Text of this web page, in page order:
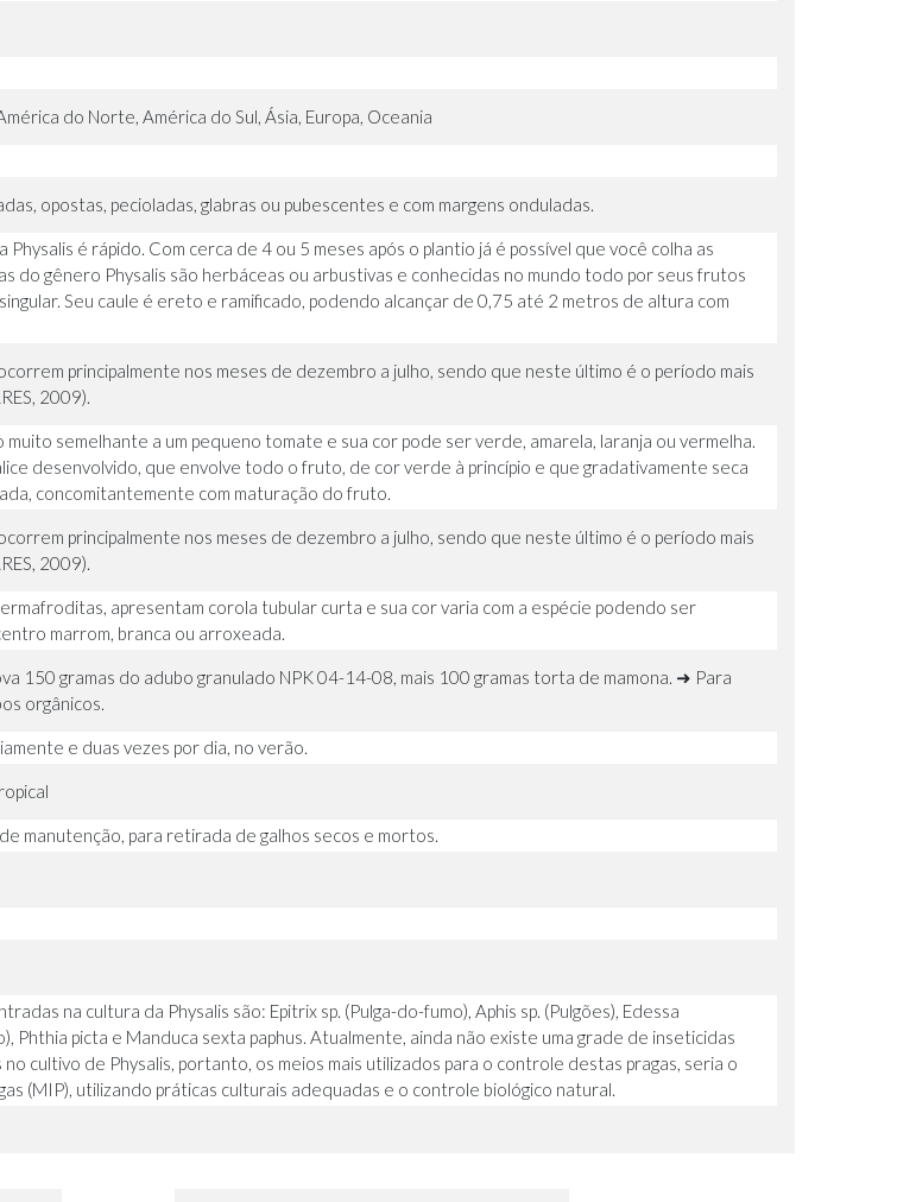
do Norte, América do Sul, Ásia, Europa, Oceania
opostas, pecioladas, glabras ou pubescentes e com margens onduladas.
Physalis é rápido. Com cerca de 4 ou 5 meses após o plantio já é possível que você colha as
do gênero Physalis são herbáceas ou arbustivas e conhecidas no mundo todo por seus frutos
Seu caule é ereto e ramificado, podendo alcançar de 0,75 até 2 metros de altura com
principalmente nos meses de dezembro a julho, sendo que neste último é o período mais
2009).
semelhante a um pequeno tomate e sua cor pode ser verde, amarela, laranja ou vermelha.
desenvolvido, que envolve todo o fruto, de cor verde à princípio e que gradativamente seca
concomitantemente com maturação do fruto.
principalmente nos meses de dezembro a julho, sendo que neste último é o período mais
2009).
apresentam corola tubular curta e sua cor varia com a espécie podendo ser
marrom, branca ou arroxeada.
150 gramas do adubo granulado NPK 04-14-08, mais 100 gramas torta de mamona. ➜ Para
orgânicos.
e duas vezes por dia, no verão.
manutenção, para retirada de galhos secos e mortos.
na cultura da Physalis são: Epitrix sp. (Pulga-do-fumo), Aphis sp. (Pulgões), Edessa
Phthia picta e Manduca sexta paphus. Atualmente, ainda não existe uma grade de inseticidas
cultivo de Physalis, portanto, os meios mais utilizados para o controle destas pragas, seria o
(MIP), utilizando práticas culturais adequadas e o controle biológico natural.